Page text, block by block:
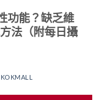
功能？缺乏維
法（附每日攝